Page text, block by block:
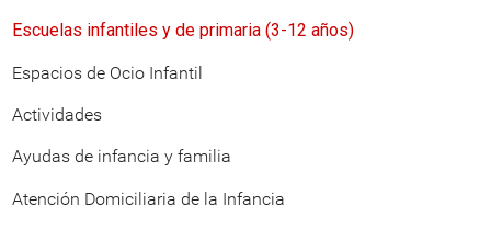
Escuelas infantiles y de primaria (3-12 años)
Espacios de Ocio Infantil
Actividades
Ayudas de infancia y familia
Atención Domiciliaria de la Infancia